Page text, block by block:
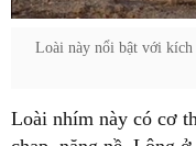
Loài này nổi bật với kích
Loài nhím này có cơ